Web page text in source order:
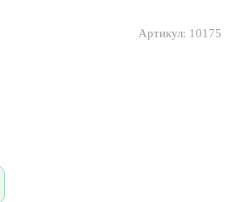
Артикул: 10175